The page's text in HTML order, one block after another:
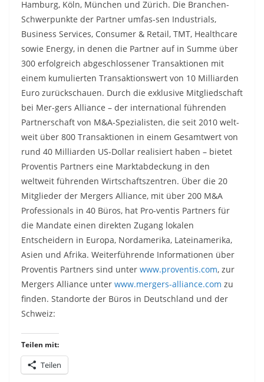
Hamburg, Köln, München und Zürich. Die Branchen-
Schwerpunkte der Partner umfas-sen Industrials,
Business Services, Consumer & Retail, TMT, Healthcare
sowie Energy, in denen die Partner auf in Summe über
300 erfolgreich abgeschlossener Transaktionen mit
einem kumulierten Transaktionswert von 10 Milliarden
Euro zurückschauen. Durch die exklusive Mitgliedschaft
bei Mer-gers Alliance – der international führenden
Partnerschaft von M&A-Spezialisten, die seit 2010 welt-
weit über 800 Transaktionen in einem Gesamtwert von
rund 40 Milliarden US-Dollar realisiert haben – bietet
Proventis Partners eine Marktabdeckung in den
weltweit führenden Wirtschaftszentren. Über die 20
Mitglieder der Mergers Alliance, mit über 200 M&A
Professionals in 40 Büros, hat Pro-ventis Partners für
die Mandate einen direkten Zugang lokalen
Entscheidern in Europa, Nordamerika, Lateinamerika,
Asien und Afrika. Weiterführende Informationen über
Proventis Partners sind unter www.proventis.com, zur
Mergers Alliance unter www.mergers-alliance.com zu
finden. Standorte der Büros in Deutschland und der
Schweiz:
Teilen mit:
Teilen